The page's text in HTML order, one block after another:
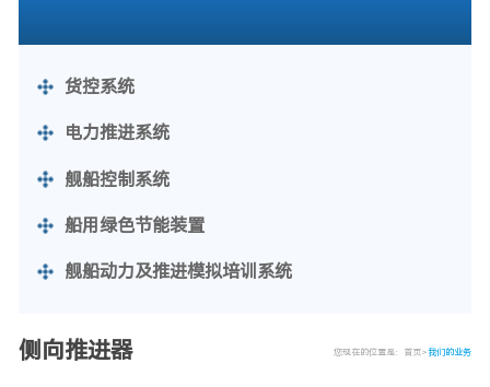
货控系统
电力推进系统
舰船控制系统
船用绿色节能装置
舰船动力及推进模拟培训系统
侧向推进器 您现在的位置是： 首页>我们的业务